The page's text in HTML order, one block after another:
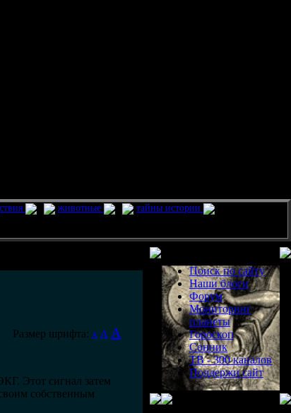
животные
тайны истории
Размер шрифта: A A A
Этот сигнал затем
собственным
Поиск по сайту
Наши блоги
Форум
Мониторинг
планеты
Гороскоп
Сонник
ТВ - 300 каналов
Поддержи сайт